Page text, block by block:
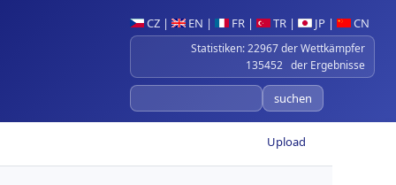
CZ | EN | FR | TR | JP | CN
Statistiken: 22967 der Wettkämpfer
135452 der Ergebnisse
Upload